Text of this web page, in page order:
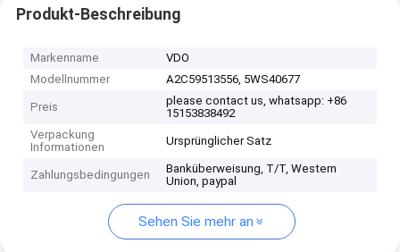
Produkt-Beschreibung
Markenname
VDO
Modellnummer
A2C59513556, 5WS40677
Preis
please contact us, whatsapp: +86
15153838492
Verpackung
Informationen
Ursprünglicher Satz
Zahlungsbedingungen
Banküberweisung, T/T, Western
Union, paypal
Sehen Sie mehr an